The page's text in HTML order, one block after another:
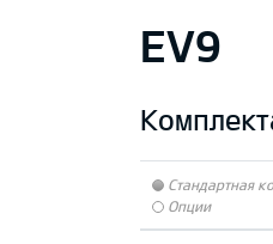
EV9
Стандартная
Опции